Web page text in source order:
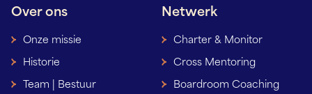
Over ons
Onze missie
Historie
Team | Bestuur
Netwerk
Charter & Monitor
Cross Mentoring
Boardroom Coaching